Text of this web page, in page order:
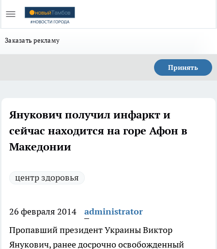
Заказать рекламу
Принять
Янукович получил инфаркт и
сейчас находится на горе Афон в
Македонии
центр здоровья
26 февраля 2014
administrator
Пропавший президент Украины Виктор
Янукович, ранее досрочно освобожденный